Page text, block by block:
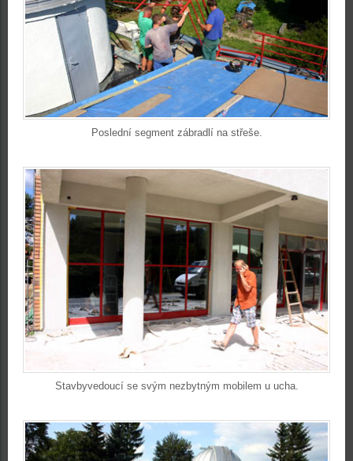
Poslední segment zábradlí na střeše.
Stavbyvedoucí se svým nezbytným mobilem u ucha.